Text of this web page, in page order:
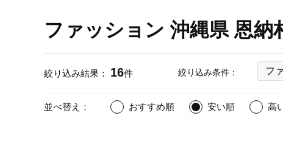
ファッション 沖縄県 恩納
絞り込み結果： 16件 絞り込み条件： フ
並べ替え： おすすめ順 安い順 高